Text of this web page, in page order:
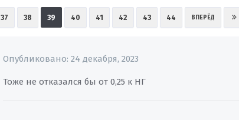
37 38 39 40 41 42 43 44 ВПЕРЁД
Опубликовано:24 декабря, 2023
Тоже не отказался бы от 0,25 к НГ